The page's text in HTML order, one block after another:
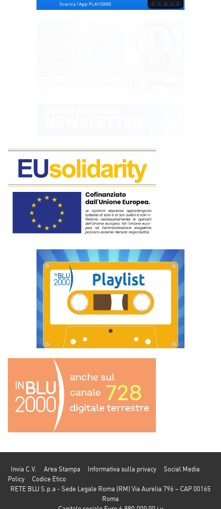
Invia C.V. Area Stampa Informativa sulla privacy
Social Media
Policy
Codice Etico
RETE BLU S.p.a - Sede Legale Roma (RM) Via Aurelia 796 – CAP 00165
Roma